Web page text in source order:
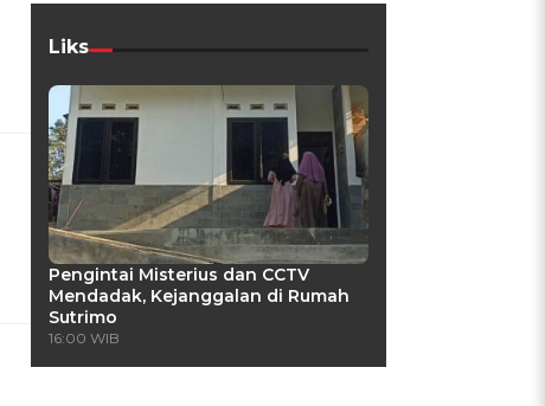
Liks
Pengintai Misterius dan CCTV
Mendadak, Kejanggalan di Rumah
Sutrimo
16:00 WIB